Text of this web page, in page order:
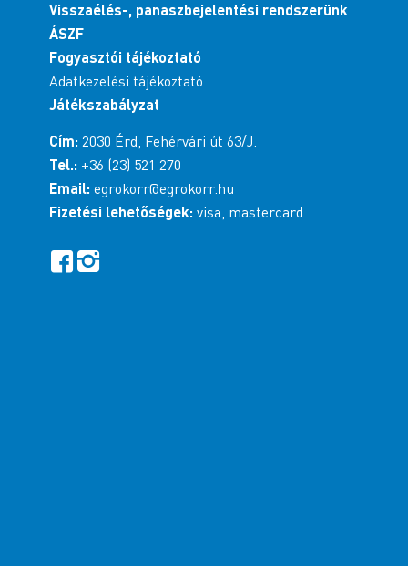
Visszaélés-, panaszbejelentési rendszerünk
ÁSZF
Fogyasztói tájékoztató
Adatkezelési tájékoztató
Játékszabályzat
Cím: 2030 Érd, Fehérvári út 63/J.
Tel.: +36 (23) 521 270
Email: egrokorr@egrokorr.hu
Fizetési lehetőségek: visa, mastercard